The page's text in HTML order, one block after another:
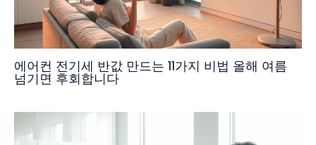
에어컨 전기세 반값 만드는 11가지 비법 올해 여름
넘기면 후회합니다